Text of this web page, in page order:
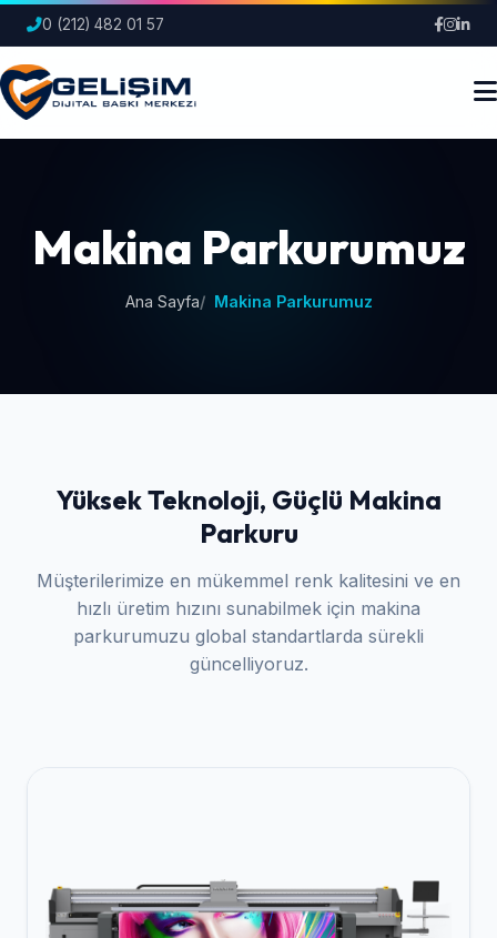
0 (212) 482 01 57
Makina Parkurumuz
Ana Sayfa Makina Parkurumuz
Yüksek Teknoloji, Güçlü Makina
Parkuru
Müşterilerimize en mükemmel renk kalitesini ve en
hızlı üretim hızını sunabilmek için makina
parkurumuzu global standartlarda sürekli
güncelliyoruz.